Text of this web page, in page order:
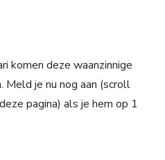
komen deze waanzinnige
je nu nog aan (scroll
pagina) als je hem op 1